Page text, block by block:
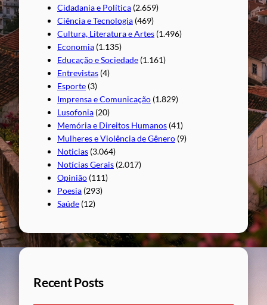
Cidadania e Política (2.659)
Ciência e Tecnologia (469)
Cultura, Literatura e Artes (1.496)
Economia (1.135)
Educação e Sociedade (1.161)
Entrevistas (4)
Esporte (3)
Imprensa e Comunicação (1.829)
Lusofonia (20)
Memória e Direitos Humanos (41)
Mulheres e Violência de Gênero (9)
Noticias (3.064)
Notícias Gerais (2.017)
Opinião (111)
Poesia (293)
Saúde (12)
Recent Posts